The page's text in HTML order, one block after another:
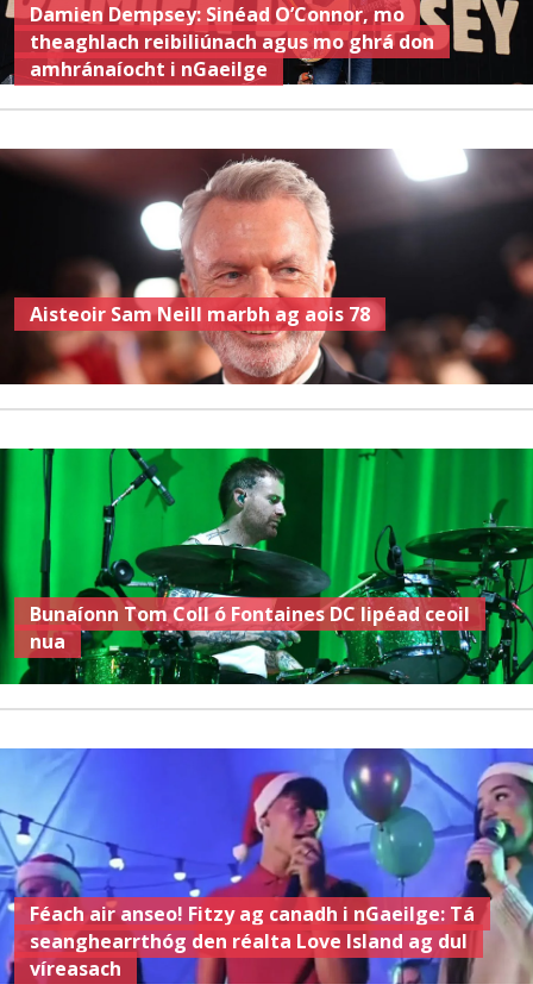
Damien Dempsey: Sinéad O’Connor, mo
theaghlach reibiliúnach agus mo ghrá don
amhránaíocht i nGaeilge
Aisteoir Sam Neill marbh ag aois 78
Bunaíonn Tom Coll ó Fontaines DC lipéad ceoil
nua
Féach air anseo! Fitzy ag canadh i nGaeilge: Tá
seanghearrthóg den réalta Love Island ag dul
víreasach